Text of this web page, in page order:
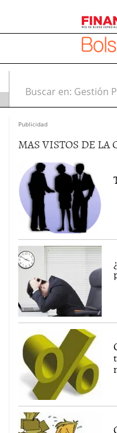
Buscar en:
Publicidad
MAS VISTOS DE LA